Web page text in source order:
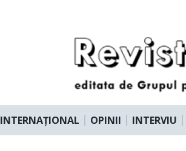
INTERNAȚIONAL OPINII INTERVIU